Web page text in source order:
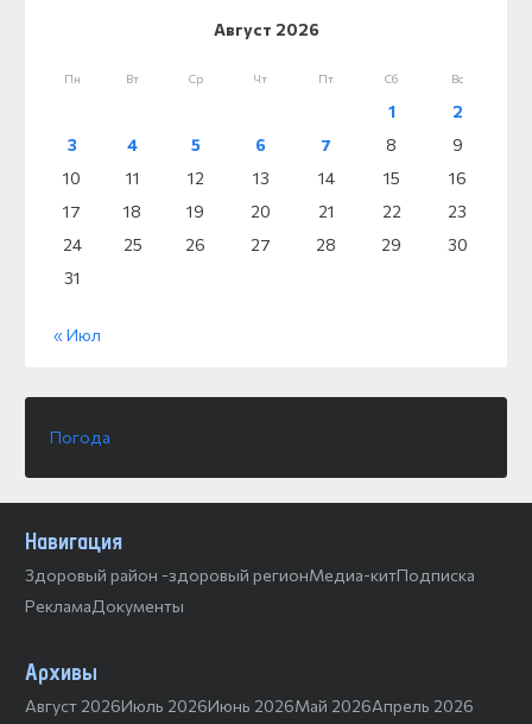
Август 2026
Пн Вт Ср Чт Пт Сб Вс
1
2
3
4 5 6 7 8
9
10
11 12 13 14 15
16
17
18 19 20 21 22
23
24
25 26 27 28 29
30
31
« Июл
Погода
Навигация
Здоровый район -здоровый регионМедиа-китПодписка
РекламаДокументы
Архивы
Август 2026Июль 2026Июнь 2026Май 2026Апрель 2026